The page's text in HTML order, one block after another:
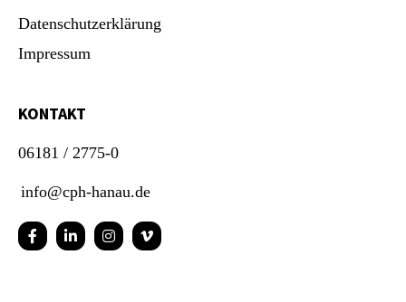
Datenschutzerklärung
Impressum
KONTAKT
06181 / 2775-0
info@cph-hanau.de